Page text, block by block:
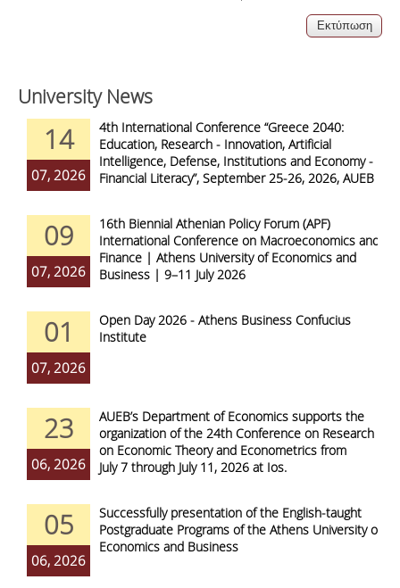
University News
14
07, 2026
4th International Conference “Greece 2040:
Education, Research - Innovation, Artificial
Intelligence, Defense, Institutions and Economy -
Financial Literacy”, September 25-26, 2026, AUEB
09
07, 2026
16th Biennial Athenian Policy Forum (APF)
International Conference on Macroeconomics and
Finance | Athens University of Economics and
Business | 9–11 July 2026
01
07, 2026
Open Day 2026 - Athens Business Confucius
Institute
23
06, 2026
AUEB’s Department of Economics supports the
organization of the 24th Conference on Research
on Economic Theory and Econometrics from
July 7 through July 11, 2026 at Ios.
05
06, 2026
Successfully presentation of the English-taught
Postgraduate Programs of the Athens University of
Economics and Business